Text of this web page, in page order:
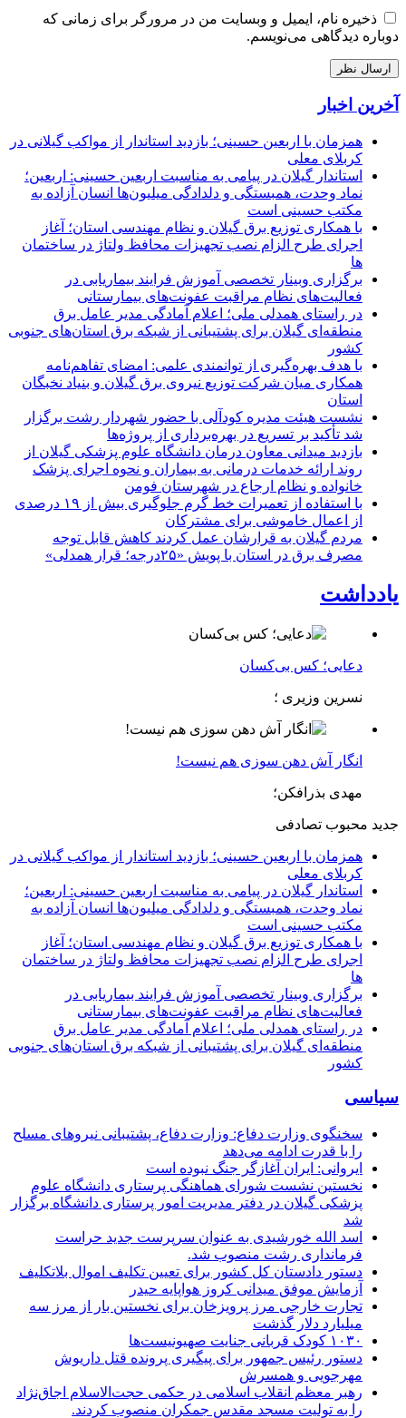
ذخیره نام، ایمیل و وبسایت من در مرورگر برای زمانی که
دوباره دیدگاهی می‌نویسم.
آخرین اخبار
همزمان با اربعین حسینی؛ بازدید استاندار از مواکب گیلانی در
کربلای معلی
استاندار گیلان در پیامی به مناسبت اربعین حسینی: اربعین؛
نماد وحدت، همبستگی و دلدادگی میلیون‌ها انسان آزاده به
مکتب حسینی است
با همکاری توزیع برق گیلان و نظام مهندسی استان؛ آغاز
اجرای طرح الزام نصب تجهیزات محافظ ولتاژ در ساختمان
ها
برگزاری وبینار تخصصی آموزش فرایند بیماریابی در
فعالیت‌های نظام مراقبت عفونت‌های بیمارستانی
در راستای همدلی ملی؛ اعلام آمادگی مدیر عامل برق
منطقه‌ای گیلان برای پشتیبانی از شبكه برق استان‌های جنوبی
كشور
با هدف بهره‌گیری از توانمندی علمی: امضای تفاهم‌نامه
همكاری میان شركت توزیع نیروی برق گیلان و بنیاد نخبگان
استان
نشست هیئت مدیره کودآلی با حضور شهردار رشت برگزار
شد تأکید بر تسریع در بهره‌برداری از پروژه‌ها
بازدید میدانی معاون درمان دانشگاه علوم پزشکی گیلان از
روند ارائه خدمات درمانی به بیماران و نحوه اجرای پزشک
خانواده و نظام ارجاع در شهرستان فومن
با استفاده از تعمیرات خط گرم جلوگیری بیش از ۱۹ درصدی
از اعمال خاموشی برای مشتركان
مردم گیلان به قرارشان عمل کردند كاهش قابل توجه
مصرف برق در استان با پویش «۲۵درجه؛ قرار همدلی»
یادداشت
دعایی؛ کس بی‌کسان
نسرین وزیری ؛
انگار آش دهن سوزی هم نیست!
مهدی بذرافکن؛
جدید محبوب تصادفی
همزمان با اربعین حسینی؛ بازدید استاندار از مواکب گیلانی در
کربلای معلی
استاندار گیلان در پیامی به مناسبت اربعین حسینی: اربعین؛
نماد وحدت، همبستگی و دلدادگی میلیون‌ها انسان آزاده به
مکتب حسینی است
با همکاری توزیع برق گیلان و نظام مهندسی استان؛ آغاز
اجرای طرح الزام نصب تجهیزات محافظ ولتاژ در ساختمان
ها
برگزاری وبینار تخصصی آموزش فرایند بیماریابی در
فعالیت‌های نظام مراقبت عفونت‌های بیمارستانی
در راستای همدلی ملی؛ اعلام آمادگی مدیر عامل برق
منطقه‌ای گیلان برای پشتیبانی از شبكه برق استان‌های جنوبی
كشور
سیاسی
سخنگوی وزارت دفاع: وزارت دفاع، پشتیبانی نیرو‌های مسلح
را با قدرت ادامه می‌دهد
ایروانی: ایران آغازگر جنگ نبوده است
نخستین نشست شورای هماهنگی پرستاری دانشگاه علوم
پزشکی گیلان در دفتر مدیریت امور پرستاری دانشگاه برگزار
شد
اسد الله خورشیدی به عنوان سرپرست جدید حراست
فرمانداری رشت منصوب شد.
دستور دادستان کل کشور برای تعیین تکلیف اموال بلاتکلیف
آزمایش موفق میدانی کروز هواپایه حیدر
تجارت خارجی مرز پرویزخان برای نخستین بار از مرز سه
میلیارد دلار گذشت
۱۰۳۰ کودک قربانی جنایت صهیونیست‌ها
دستور رئیس جمهور برای پیگیری پرونده قتل داریوش
مهرجویی و همسرش
رهبر معظم انقلاب اسلامی در حکمی حجت‌الاسلام اجاق‌نژاد
را به تولیت مسجد مقدس جمکران منصوب کردند.